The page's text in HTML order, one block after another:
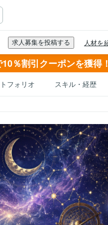
％割引クーポンを獲得！
フォリオ スキル・経歴